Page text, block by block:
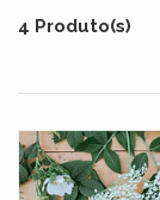
4 Produto(s)